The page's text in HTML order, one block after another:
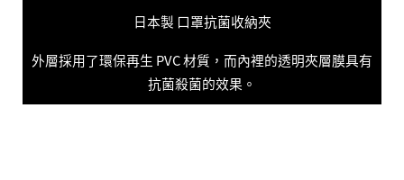
日本製 口罩抗菌收納夾
外層採用了環保再生 PVC 材質，而內裡的透明夾層膜具有
抗菌殺菌的效果。